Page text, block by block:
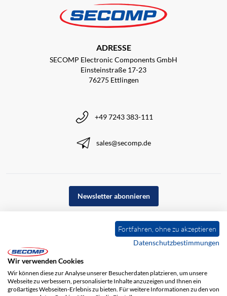
ADRESSE
SECOMP Electronic Components GmbH
Einsteinstraße 17-23
76275 Ettlingen
+49 7243 383-111
sales@secomp.de
Newsletter abonnieren
Fortfahren, ohne zu akzeptieren
Datenschutzbestimmungen
Wir verwenden Cookies
Wir können diese zur Analyse unserer Besucherdaten platzieren, um unsere
Webseite zu verbessern, personalisierte Inhalte anzuzeigen und Ihnen ein
großartiges Webseiten-Erlebnis zu bieten. Für weitere Informationen zu den von